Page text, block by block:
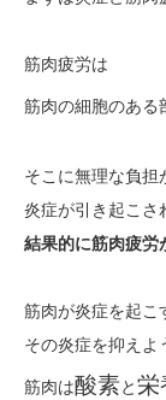
筋肉疲労は
筋肉の細胞のある
そこに無理な負
炎症が引き起こさ
結果的に筋肉疲労
筋肉が炎症を起こ
その炎症を抑えよ
筋肉は酸素と栄